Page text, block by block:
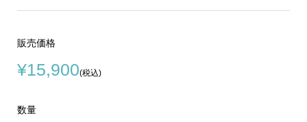
販売価格
¥15,900(税込)
数量